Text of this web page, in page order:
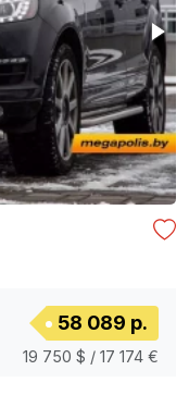
58 089 р.
19 750 $ / 17 174 €